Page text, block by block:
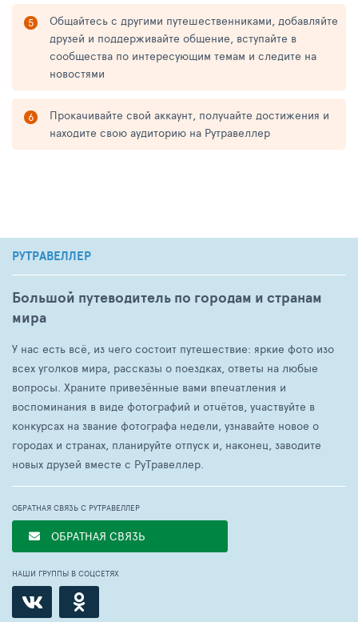
Общайтесь с другими путешественниками, добавляйте
друзей и поддерживайте общение, вступайте в
сообщества по интересующим темам и следите на
новостями
Прокачивайте свой аккаунт, получайте достижения и
находите свою аудиторию на Рутравеллер
РУТРАВЕЛЛЕР
Большой путеводитель по городам и странам
мира
У нас есть всё, из чего состоит путешествие: яркие фото изо
всех уголков мира, рассказы о поездках, ответы на любые
вопросы. Храните привезённые вами впечатления и
воспоминания в виде фотографий и отчётов, участвуйте в
конкурсах на звание фотографа недели, узнавайте новое о
городах и странах, планируйте отпуск и, наконец, заводите
новых друзей вместе с РуТравеллер.
ОБРАТНАЯ СВЯЗЬ С РУТРАВЕЛЛЕР
ОБРАТНАЯ СВЯЗЬ
НАШИ ГРУППЫ В СОЦСЕТЯХ